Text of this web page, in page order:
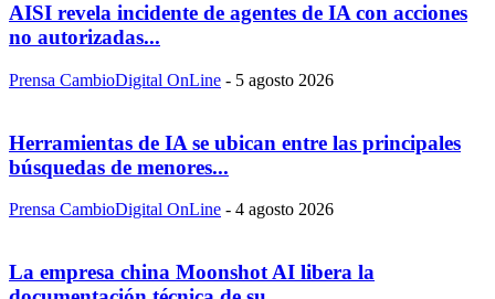
AISI revela incidente de agentes de IA con acciones
no autorizadas...
Prensa CambioDigital OnLine - 5 agosto 2026
Herramientas de IA se ubican entre las principales
búsquedas de menores...
Prensa CambioDigital OnLine - 4 agosto 2026
La empresa china Moonshot AI libera la